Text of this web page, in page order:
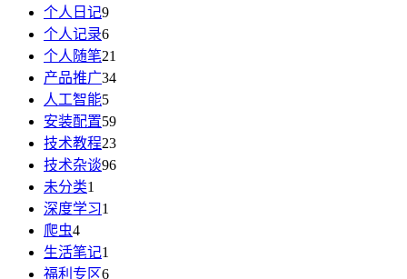
个人日记9
个人记录6
个人随笔21
产品推广34
人工智能5
安装配置59
技术教程23
技术杂谈96
未分类1
深度学习1
爬虫4
生活笔记1
福利专区6